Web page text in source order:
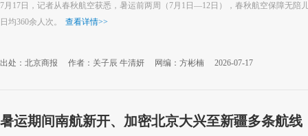
7月17日，记者从春秋航空获悉，暑运前两周（7月1日—12日），春秋航空保障无陪
日均360余人次。
查看详情>>
出处：北京商报 作者：关子辰 牛清妍 网编：方彬楠 2026-07-17
暑运期间南航新开、加密北京大兴至新疆多条航线